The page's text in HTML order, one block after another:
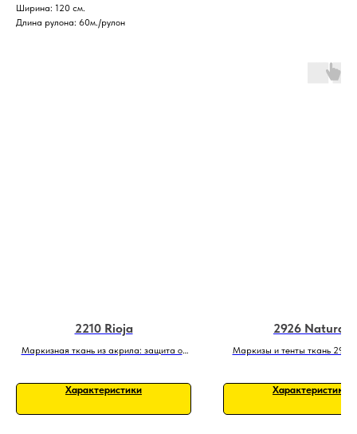
Ширина: 120 см.
Длина рулона: 60м./рулон
2210 Rioja
Маркизная ткань из акрила: защита от
Характеристики
2926 Natural
Маркизы и тенты ткань
Характеристики